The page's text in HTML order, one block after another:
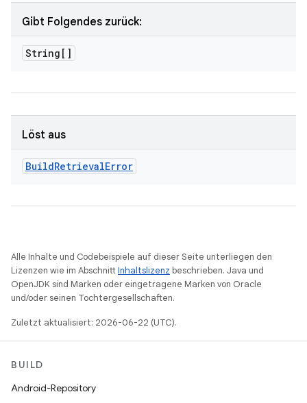
Gibt Folgendes zurück:
String[]
Löst aus
BuildRetrievalError
Alle Inhalte und Codebeispiele auf dieser Seite unterliegen den
Lizenzen wie im AbschnittInhaltslizenz beschrieben. Java und
OpenJDK sind Marken oder eingetragene Marken von Oracle
und/oder seinen Tochtergesellschaften.
Zuletzt aktualisiert: 2026-06-22 (UTC).
BUILD
Android-Repository